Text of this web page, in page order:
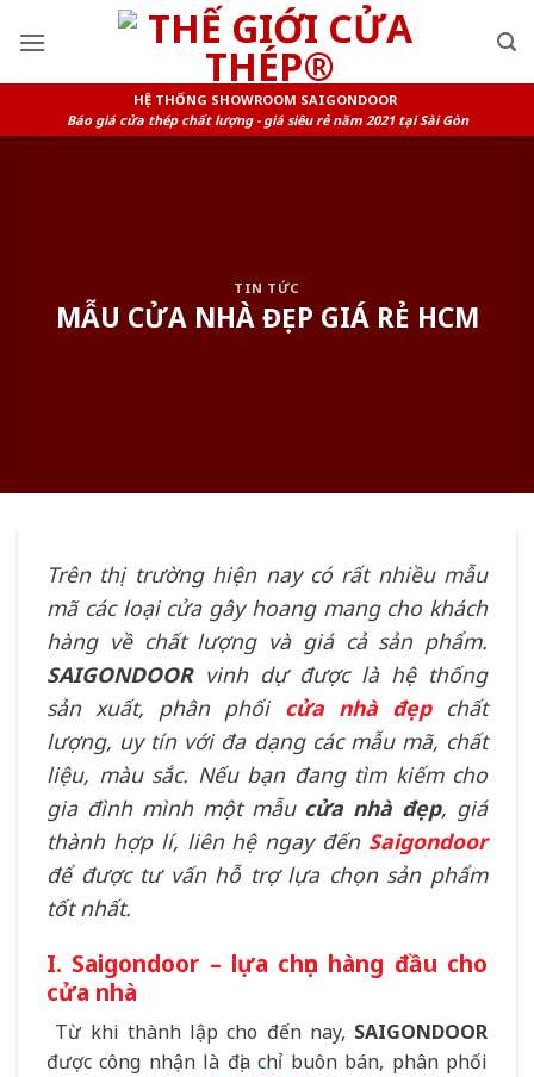
HỆ THỐNG SHOWROOM SAIGONDOOR
Báo giá cửa thép chất lượng - giá siêu rẻ năm 2021 tại Sài Gòn
TIN TỨC
MẪU CỬA NHÀ ĐẸP GIÁ RẺ HCM
Trên thị trường hiện nay có rất nhiều mẫu
mã các loại cửa gây hoang mang cho khách
hàng về chất lượng và giá cả sản phẩm.
SAIGONDOORvinh dự được là hệ thống
sản xuất, phân phối cửa nhà đẹpchất
lượng, uy tín với đa dạng các mẫu mã, chất
liệu, màu sắc. Nếu bạn đang tìm kiếm cho
gia đình mình một mẫu cửa nhà đẹp, giá
thành hợp lí, liên hệ ngay đến Saigondoor
để được tư vấn hỗ trợ lựa chọn sản phẩm
tốt nhất.
I. Saigondoor – lựa chọn hàng đầu cho
cửa nhà
Từ khi thành lập cho đến nay, SAIGONDOOR
được công nhận là địa chỉ buôn bán, phân phối